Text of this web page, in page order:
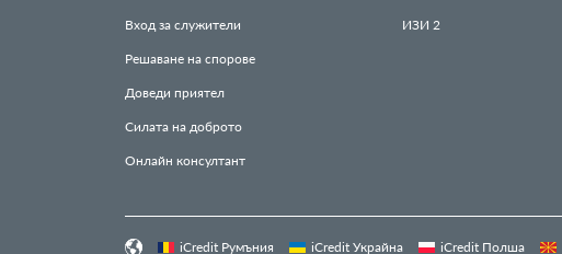
Вход за служители
Решаване на спорове
Доведи приятел
Силата на доброто
Онлайн консултант
ИЗИ 2
iCredit Румъния iCredit Украйна iCredit Полша